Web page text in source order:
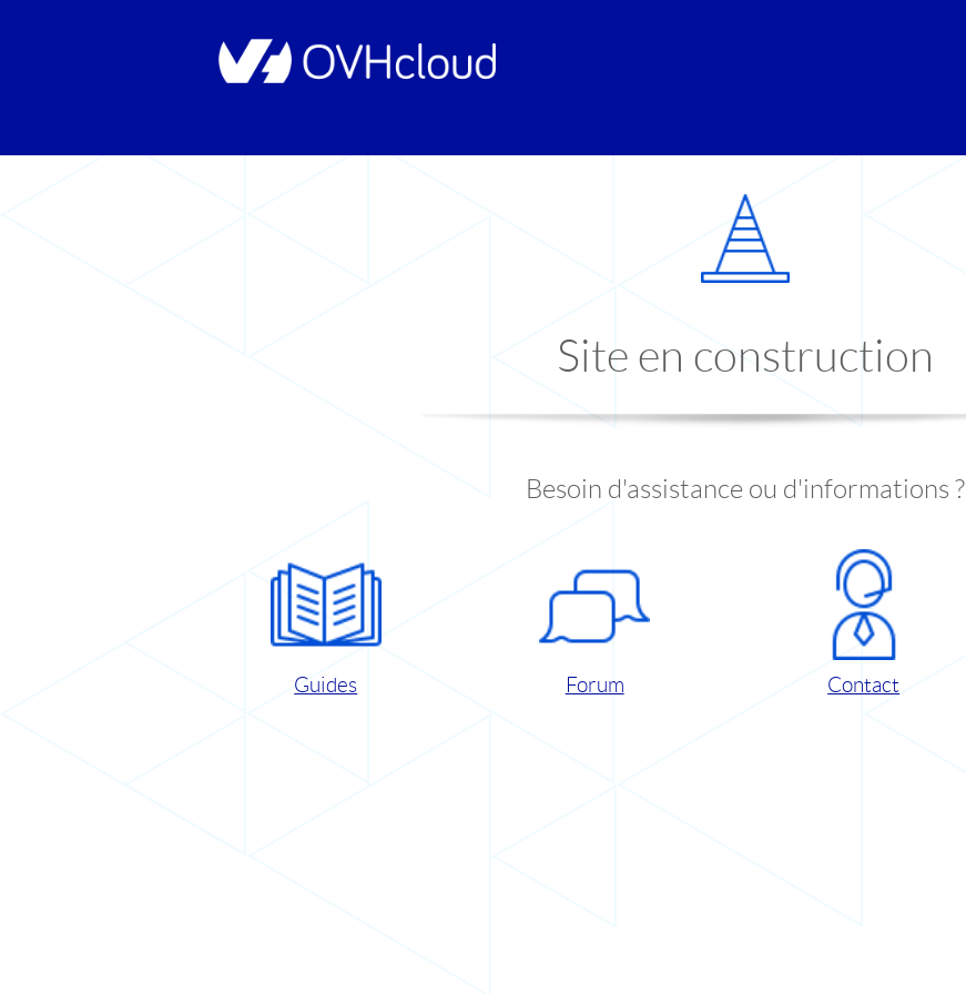
Site en construction
Besoin d'assistance ou d'informations ?
Guides Forum Contact